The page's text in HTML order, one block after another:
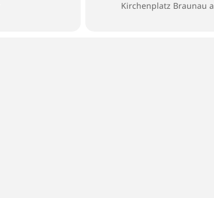
Kirchenplatz Braunau